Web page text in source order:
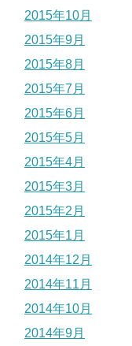
2015年10月
2015年9月
2015年8月
2015年7月
2015年6月
2015年5月
2015年4月
2015年3月
2015年2月
2015年1月
2014年12月
2014年11月
2014年10月
2014年9月